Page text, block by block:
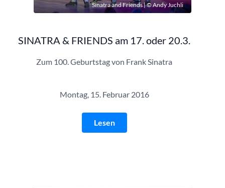
Sinatra and Friends | © Andy Juchli
SINATRA & FRIENDS am 17. oder 20.3.
Zum 100. Geburtstag von Frank Sinatra
Montag, 15. Februar 2016
Lesen